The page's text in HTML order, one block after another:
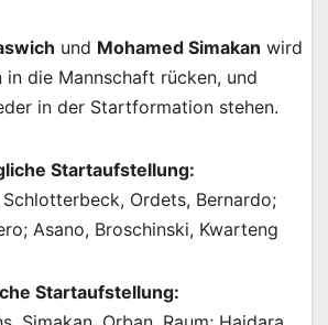
und Mohamed Simakan wird
in die Mannschaft rücken, und
in der Startformation stehen.
Startaufstellung:
Ordets, Bernardo;
Asano, Broschinski, Kwarteng
Startaufstellung: